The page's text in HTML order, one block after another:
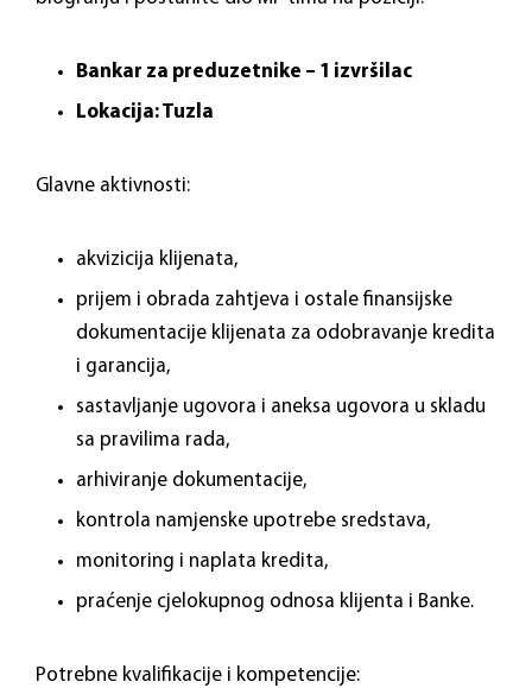
Bankar za preduzetnike – 1 izvršilac
Lokacija: Tuzla
Glavne aktivnosti:
akvizicija klijenata,
prijem i obrada zahtjeva i ostale finansijske
dokumentacije klijenata za odobravanje kredita
i garancija,
sastavljanje ugovora i aneksa ugovora u skladu
sa pravilima rada,
arhiviranje dokumentacije,
kontrola namjenske upotrebe sredstava,
monitoring i naplata kredita,
praćenje cjelokupnog odnosa klijenta i Banke.
Potrebne kvalifikacije i kompetencije: